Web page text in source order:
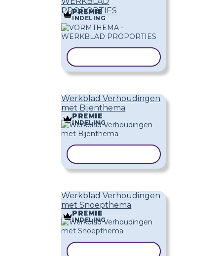
PROPORTIES
PREMIE
INDELING
Werkblad Verhoudingen
met Bijenthema
PREMIE
INDELING
Werkblad Verhoudingen
met Snoepthema
PREMIE
INDELING